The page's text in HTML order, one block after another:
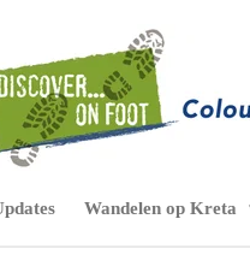
Wandelen op Kreta